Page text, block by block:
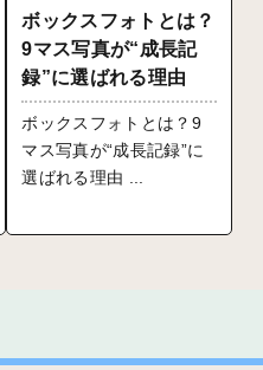
ボックスフォトとは？
9マス写真が“成長記
録”に選ばれる理由
ボックスフォトとは？9
マス写真が“成長記録”に
選ばれる理由 ...